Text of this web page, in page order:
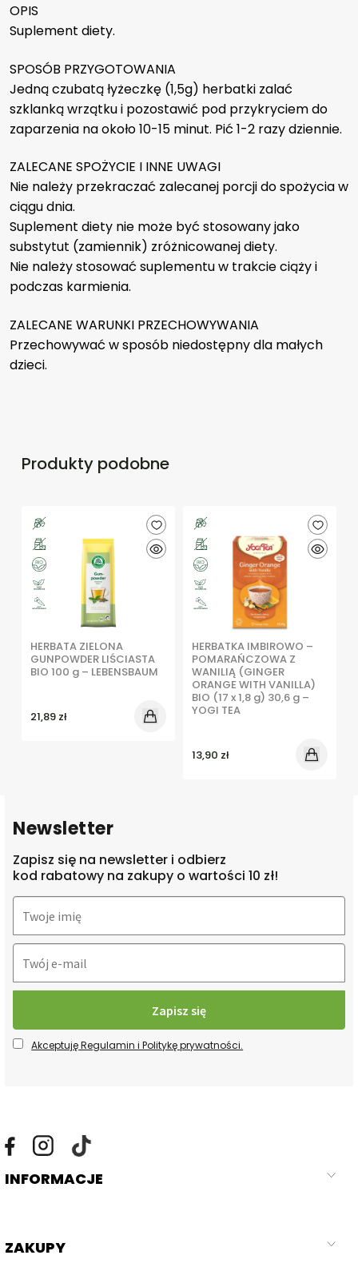
OPIS
Suplement diety.
SPOSÓB PRZYGOTOWANIA
Jedną czubatą łyżeczkę (1,5g) herbatki zalać
szklanką wrzątku i pozostawić pod przykryciem do
zaparzenia na około 10-15 minut. Pić 1-2 razy dziennie.
ZALECANE SPOŻYCIE I INNE UWAGI
Nie należy przekraczać zalecanej porcji do spożycia w
ciągu dnia.
Suplement diety nie może być stosowany jako
substytut (zamiennik) zróżnicowanej diety.
Nie należy stosować suplementu w trakcie ciąży i
podczas karmienia.
ZALECANE WARUNKI PRZECHOWYWANIA
Przechowywać w sposób niedostępny dla małych
dzieci.
Produkty podobne
HERBATA ZIELONA
GUNPOWDER LIŚCIASTA
BIO 100 g – LEBENSBAUM
21,89 zł
HERBATKA IMBIROWO –
POMARAŃCZOWA Z
WANILIĄ (GINGER
ORANGE WITH VANILLA)
BIO (17 x 1,8 g) 30,6 g –
YOGI TEA
13,90 zł
Newsletter
Zapisz się na newsletter i odbierz
kod rabatowy na zakupy o wartości 10 zł!
Akceptuję Regulamin i Politykę prywatności.
INFORMACJE
ZAKUPY